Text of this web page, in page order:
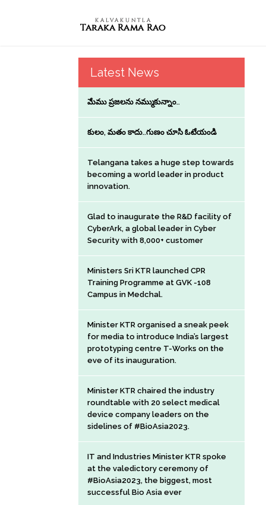
Latest News
మేము ప్రజలను నమ్ముకున్నాం..
కులం, మతం కాదు..గుణం చూసి ఓటేయండి
Telangana takes a huge step towards
becoming a world leader in product
innovation.
Glad to inaugurate the R&D facility of
CyberArk, a global leader in Cyber
Security with 8,000+ customer
Ministers Sri KTR launched CPR
Training Programme at GVK -108
Campus in Medchal.
Minister KTR organised a sneak peek
for media to introduce India’s largest
prototyping centre T-Works on the
eve of its inauguration.
Minister KTR chaired the industry
roundtable with 20 select medical
device company leaders on the
sidelines of #BioAsia2023.
IT and Industries Minister KTR spoke
at the valedictory ceremony of
#BioAsia2023, the biggest, most
successful Bio Asia ever